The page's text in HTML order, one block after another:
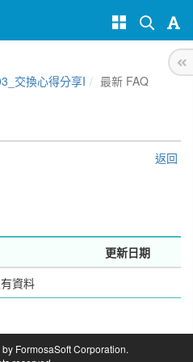
交換心得分享I 最新 FAQ
返回
更新日期
資料
FormosaSoft Corporation.